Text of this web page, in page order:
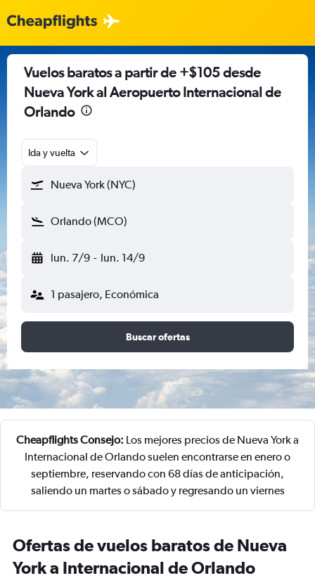
Vuelos baratos a partir de +$105 desde
Nueva York al Aeropuerto Internacional de
Orlando
Ida y vuelta
Nueva York (NYC)
Orlando (MCO)
lun. 7/9 - lun. 14/9
1 pasajero, Económica
Buscar ofertas
Cheapflights Consejo: Los mejores precios de Nueva York a
Internacional de Orlando suelen encontrarse en enero o
septiembre, reservando con 68 días de anticipación,
saliendo un martes o sábado y regresando un viernes
Ofertas de vuelos baratos de Nueva
York a Internacional de Orlando